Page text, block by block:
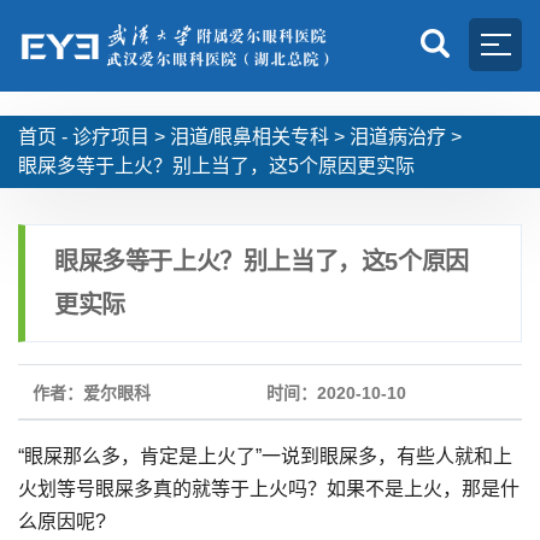
首页 - 诊疗项目 > 泪道/眼鼻相关专科 > 泪道病治疗 >
眼屎多等于上火？别上当了，这5个原因更实际
眼屎多等于上火？别上当了，这5个原因
更实际
作者：爱尔眼科 时间：2020-10-10
“眼屎那么多，肯定是上火了”一说到眼屎多，有些人就和上
火划等号眼屎多真的就等于上火吗？如果不是上火，那是什
么原因呢?